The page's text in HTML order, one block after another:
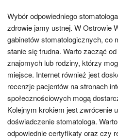
Wybór odpowiedniego
zdrowie jamy ustnej. W Ostrowie
gabinetów stomatologicznych, co
stanie się trudna. Warto zacząć
znajomych lub rodziny, którzy
miejsce. Internet również jest
recenzje pacjentów na stronach
społecznościowych mogą
Kolejnym krokiem jest zwrócenie
doświadczenie stomatologa.
odpowiednie certyfikaty oraz czy